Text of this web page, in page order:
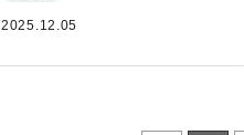
2025.12.05